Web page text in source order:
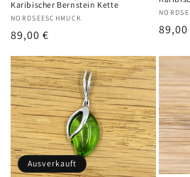
Karibischer Bernstein Kette
Anbieter:
NORDSEESCHMUCK
Normaler
Preis
89,00 € 89,00
Ausverkauft